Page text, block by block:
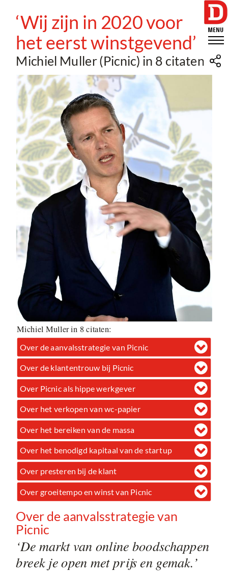
‘Wij zijn in 2020 voor
het eerst winstgevend’
Michiel Muller (Picnic) in 8 citaten
Michiel Muller in 8 citaten:
Over de aanvalsstrategie van Picnic
Over de klantentrouw bij Picnic
Over Picnic als hippe werkgever
Over het verkopen van wc-papier
Over het bereiken van de massa
Over het benodigd kapitaal van de startup
Over presteren bij de klant
Over groeitempo en winst van Picnic
Over de aanvalsstrategie van
Picnic
‘De markt van online boodschappen
breek je open met prijs en gemak.’